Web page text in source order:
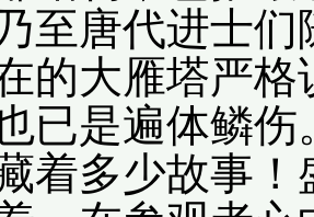
至唐代进士
的大雁塔严
已是遍体鳞
着多少故事